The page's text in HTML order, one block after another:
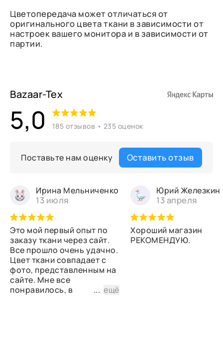
Цветопередача может отличаться от
оригинального цвета ткани в зависимости от
настроек вашего монитора и в зависимости от
партии.
Bazaar-Tex
5,0 185 отзывов • 235 оценок
Поставьте нам оценку Оставить отзыв
Ирина Мельниченко
13 июля
Это мой первый опыт по
заказу ткани через сайт.
Все прошло очень удачно.
Цвет ткани совпадает с
фото, представленным на
сайте. Мне все
понравилось, в
...ещё
Юрий Железкин
13 апреля
Хороший магазин
РЕКОМЕНДУЮ.